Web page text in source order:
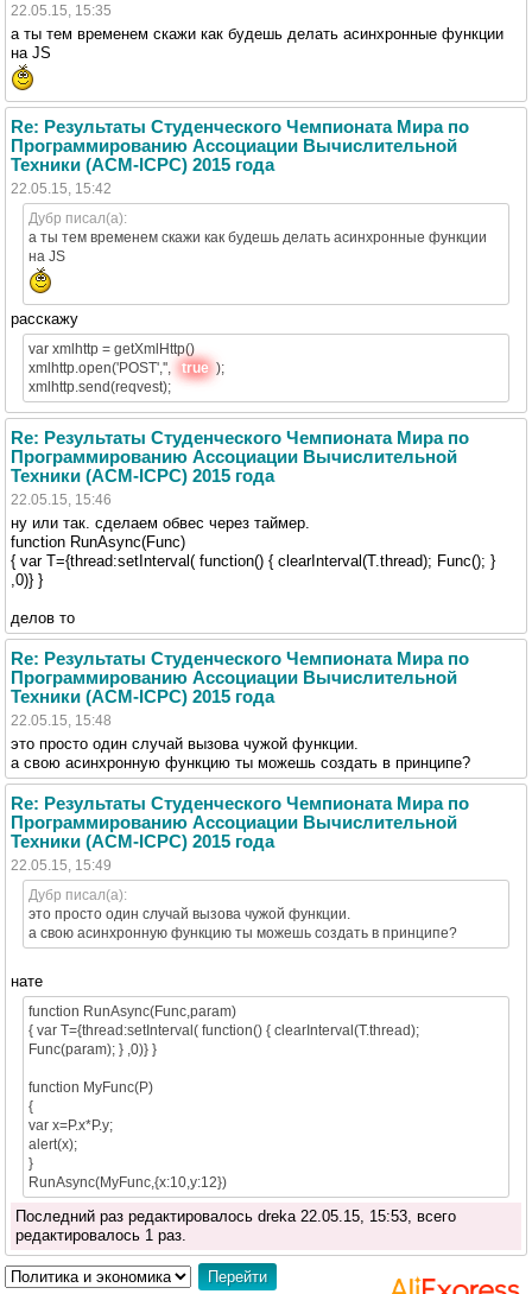
22.05.15, 15:35
а ты тем временем скажи как будешь делать асинхронные функции
на JS
Re: Результаты Студенческого Чемпионата Мира по
Программированию Ассоциации Вычислительной
Техники (ACM-ICPC) 2015 года
22.05.15, 15:42
Дубр писал(а):
а ты тем временем скажи как будешь делать асинхронные функции
на JS
расскажу
var xmlhttp = getXmlHttp()
xmlhttp.open('POST','',
true );
xmlhttp.send(reqvest);
Re: Результаты Студенческого Чемпионата Мира по
Программированию Ассоциации Вычислительной
Техники (ACM-ICPC) 2015 года
22.05.15, 15:46
ну или так. сделаем обвес через таймер.
function RunAsync(Func)
{ var T={thread:setInterval( function() { clearInterval(T.thread); Func(); }
,0)} }
делов то
Re: Результаты Студенческого Чемпионата Мира по
Программированию Ассоциации Вычислительной
Техники (ACM-ICPC) 2015 года
22.05.15, 15:48
это просто один случай вызова чужой функции.
а свою асинхронную функцию ты можешь создать в принципе?
Re: Результаты Студенческого Чемпионата Мира по
Программированию Ассоциации Вычислительной
Техники (ACM-ICPC) 2015 года
22.05.15, 15:49
Дубр писал(а):
это просто один случай вызова чужой функции.
а свою асинхронную функцию ты можешь создать в принципе?
нате
function RunAsync(Func,param)
{ var T={thread:setInterval( function() { clearInterval(T.thread);
Func(param); } ,0)} }
function MyFunc(P)
{
var x=P.x*P.y;
alert(x);
}
RunAsync(MyFunc,{x:10,y:12})
Последний раз редактировалось dreka 22.05.15, 15:53, всего
редактировалось 1 раз.